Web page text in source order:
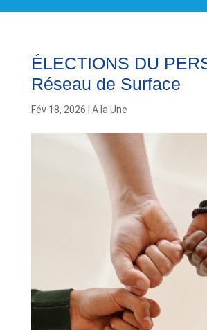
ÉLECTIONS DU
Réseau de Surface
Fév 18, 2026 A la Une